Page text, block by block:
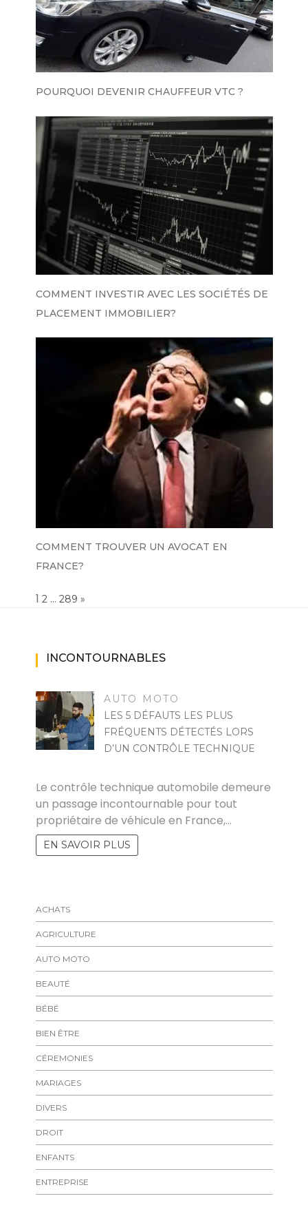
POURQUOI DEVENIR CHAUFFEUR VTC ?
COMMENT INVESTIR AVEC LES SOCIÉTÉS DE
PLACEMENT IMMOBILIER?
COMMENT TROUVER UN AVOCAT EN
FRANCE?
Page:
1 2 … 289 NEXT
»
INCONTOURNABLES
AUTO MOTO
LES 5 DÉFAUTS LES PLUS
FRÉQUENTS DÉTECTÉS LORS
D’UN CONTRÔLE TECHNIQUE
Le contrôle technique automobile demeure
un passage incontournable pour tout
propriétaire de véhicule en France,…
EN SAVOIR PLUS
ACHATS
AGRICULTURE
AUTO MOTO
BEAUTÉ
BÉBÉ
BIEN ÊTRE
CÉREMONIES
MARIAGES
DIVERS
DROIT
ENFANTS
ENTREPRISE